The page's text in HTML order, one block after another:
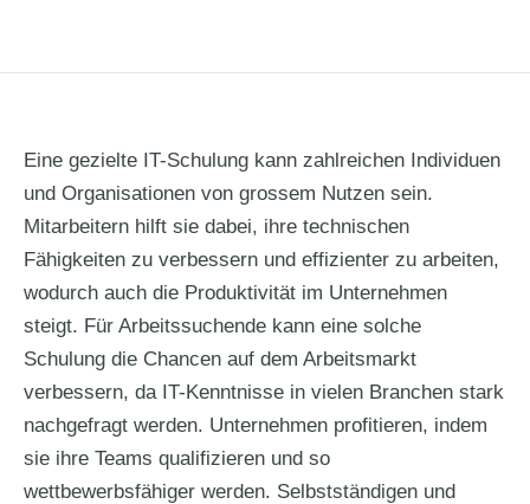
Eine gezielte IT-Schulung kann zahlreichen Individuen
und Organisationen von grossem Nutzen sein.
Mitarbeitern hilft sie dabei, ihre technischen
Fähigkeiten zu verbessern und effizienter zu arbeiten,
wodurch auch die Produktivität im Unternehmen
steigt. Für Arbeitssuchende kann eine solche
Schulung die Chancen auf dem Arbeitsmarkt
verbessern, da IT-Kenntnisse in vielen Branchen stark
nachgefragt werden. Unternehmen profitieren, indem
sie ihre Teams qualifizieren und so
wettbewerbsfähiger werden. Selbstständigen und